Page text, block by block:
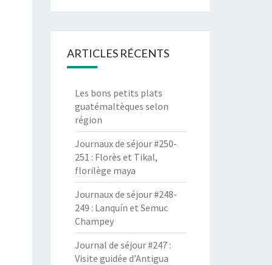
ARTICLES RÉCENTS
Les bons petits plats
guatémaltèques selon
région
Journaux de séjour #250-
251 : Florès et Tikal,
florilège maya
Journaux de séjour #248-
249 : Lanquín et Semuc
Champey
Journal de séjour #247 :
Visite guidée d’Antigua